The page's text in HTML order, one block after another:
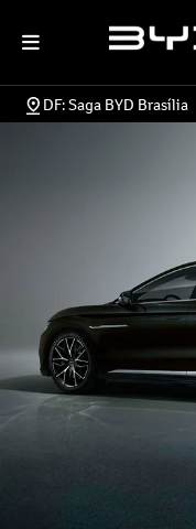
DF: Saga BYD Brasília